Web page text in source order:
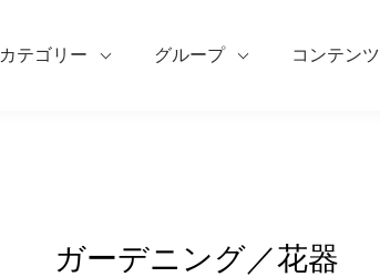
カテゴリー グループ コンテンツ
ガーデニング／花器